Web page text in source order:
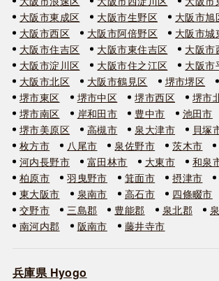
大阪市東成区
大阪市生野区
大阪市旭
大阪市西区
大阪市阿倍野区
大阪市城
大阪市住吉区
大阪市東住吉区
大阪市
大阪市淀川区
大阪市住之江区
大阪市
大阪市北区
大阪市鶴見区 堺市堺区
堺市東区
堺市中区 堺市西区
堺市
堺市南区
岸和田市 豊中市 池田市
堺市美原区
高槻市 泉大津市 貝塚
枚方市
八尾市 泉佐野市 茨木市
河内長野市
富田林市 大東市 和泉
柏原市
羽曳野市 箕面市 摂津市
東大阪市
泉南市 高石市 四條畷市
交野市
三島郡 豊能郡 泉北郡
南河内郡
阪南市 藤井寺市
兵庫県 Hyogo